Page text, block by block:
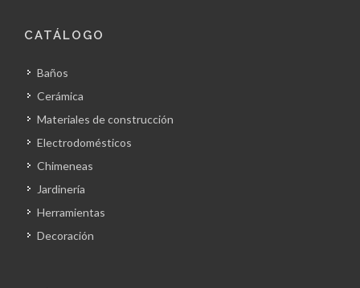
CATÁLOGO
Baños
Cerámica
Materiales de construcción
Electrodomésticos
Chimeneas
Jardinería
Herramientas
Decoración